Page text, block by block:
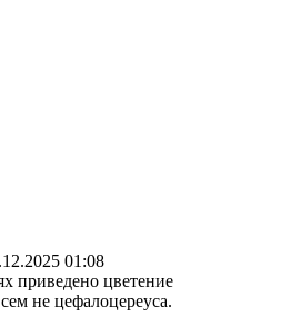
01:08
приведено цветение
не цефалоцереуса.